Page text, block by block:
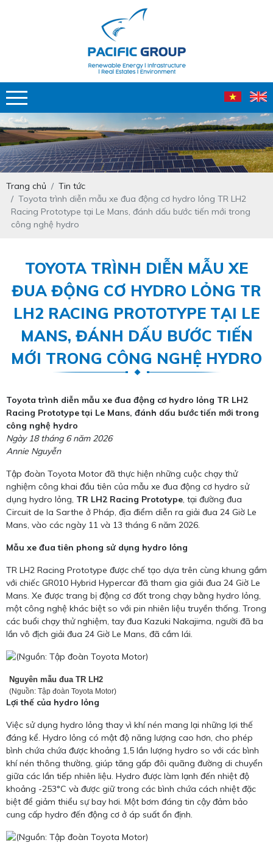
Trang chủ
Tin tức
Toyota trình diễn mẫu xe đua động cơ hydro lỏng TR LH2
Racing Prototype tại Le Mans, đánh dấu bước tiến mới trong
công nghệ hydro
TOYOTA TRÌNH DIỄN MẪU XE
ĐUA ĐỘNG CƠ HYDRO LỎNG TR
LH2 RACING PROTOTYPE TẠI LE
MANS, ĐÁNH DẤU BƯỚC TIẾN
MỚI TRONG CÔNG NGHỆ HYDRO
Toyota trình diễn mẫu xe đua động cơ hydro lỏng TR LH2
Racing Prototype tại Le Mans, đánh dấu bước tiến mới trong
công nghệ hydro
Ngày 18 tháng 6 năm 2026
Annie Nguyễn
Tập đoàn Toyota Motor đã thực hiện những cuộc chạy thử
nghiệm công khai đầu tiên của mẫu xe đua động cơ hydro sử
dụng hydro lỏng, TR LH2 Racing Prototype, tại đường đua
Circuit de la Sarthe ở Pháp, địa điểm diễn ra giải đua 24 Giờ Le
Mans, vào các ngày 11 và 13 tháng 6 năm 2026.
Mẫu xe đua tiên phong sử dụng hydro lỏng
TR LH2 Racing Prototype được chế tạo dựa trên cùng khung gầm
với chiếc GR010 Hybrid Hypercar đã tham gia giải đua 24 Giờ Le
Mans. Xe được trang bị động cơ đốt trong chạy bằng hydro lỏng,
một công nghệ khác biệt so với pin nhiên liệu truyền thống. Trong
các buổi chạy thử nghiệm, tay đua Kazuki Nakajima, người đã ba
lần vô địch giải đua 24 Giờ Le Mans, đã cầm lái.
Nguyên mẫu đua TR LH2
(Nguồn: Tập đoàn Toyota Motor)
Lợi thế của hydro lỏng
Việc sử dụng hydro lỏng thay vì khí nén mang lại những lợi thế
đáng kể. Hydro lỏng có mật độ năng lượng cao hơn, cho phép
bình chứa chứa được khoảng 1,5 lần lượng hydro so với các bình
khí nén thông thường, giúp tăng gấp đôi quãng đường di chuyển
giữa các lần tiếp nhiên liệu. Hydro được làm lạnh đến nhiệt độ
khoảng -253°C và được giữ trong các bình chứa cách nhiệt đặc
biệt để giảm thiểu sự bay hơi. Một bơm đáng tin cậy đảm bảo
cung cấp hydro đến động cơ ở áp suất ổn định.